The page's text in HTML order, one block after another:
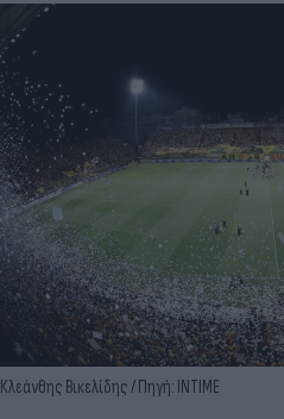
Κλεάνθης Βικελίδης / Πηγή: INTIME